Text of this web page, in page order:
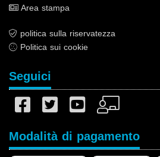
Area stampa
politica sulla riservatezza
Politica sui cookie
Seguici
Modalità di pagamento